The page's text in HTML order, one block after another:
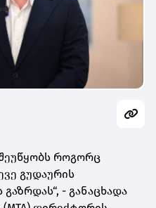
როგორც
გუდაურის
- განაცხადა